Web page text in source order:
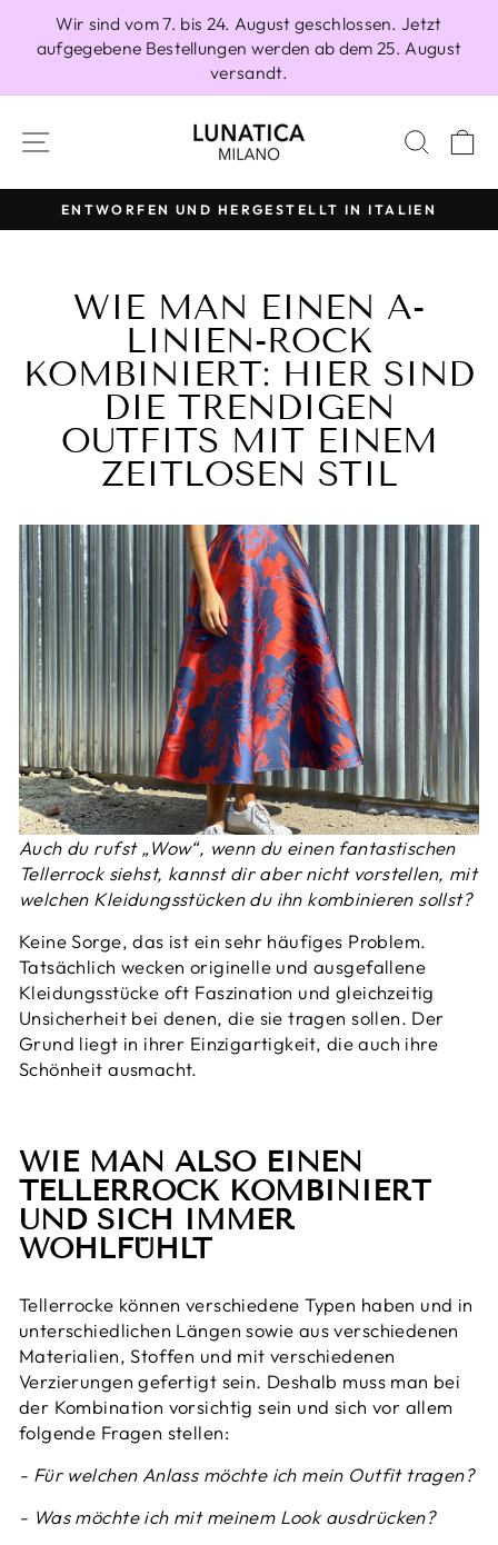
Inhalt
Wir sind vom 7. bis 24. August geschlossen. Jetzt
aufgegebene Bestellungen werden ab dem 25. August
versandt.
SEITENNAVIGATION
Pause
ENTWORFEN UND HERGESTELLT IN ITALIEN
WIE MAN EINEN A-
LINIEN-ROCK
KOMBINIERT: HIER SIND
DIE TRENDIGEN
OUTFITS MIT EINEM
ZEITLOSEN STIL
Auch du rufst „Wow“, wenn du einen fantastischen
Tellerrock siehst, kannst dir aber nicht vorstellen, mit
welchen Kleidungsstücken du ihn kombinieren sollst?
Keine Sorge, das ist ein sehr häufiges Problem.
Tatsächlich wecken originelle und ausgefallene
Kleidungsstücke oft Faszination und gleichzeitig
Unsicherheit bei denen, die sie tragen sollen. Der
Grund liegt in ihrer Einzigartigkeit, die auch ihre
Schönheit ausmacht.
WIE MAN ALSO EINEN
TELLERROCK KOMBINIERT
UND SICH IMMER
WOHLFÜHLT
Tellerrocke können verschiedene Typen haben und in
unterschiedlichen Längen sowie aus verschiedenen
Materialien, Stoffen und mit verschiedenen
Verzierungen gefertigt sein. Deshalb muss man bei
der Kombination vorsichtig sein und sich vor allem
folgende Fragen stellen:
- Für welchen Anlass möchte ich mein Outfit tragen?
- Was möchte ich mit meinem Look ausdrücken?